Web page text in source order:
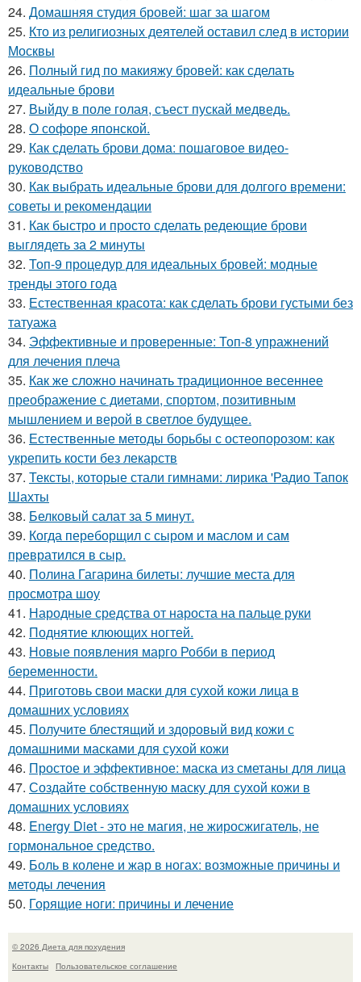
24. Домашняя студия бровей: шаг за шагом
25. Кто из религиозных деятелей оставил след в истории
Москвы
26. Полный гид по макияжу бровей: как сделать
идеальные брови
27. Выйду в поле голая, съест пускай медведь.
28. О софоре японской.
29. Как сделать брови дома: пошаговое видео-
руководство
30. Как выбрать идеальные брови для долгого времени:
советы и рекомендации
31. Как быстро и просто сделать редеющие брови
выглядеть за 2 минуты
32. Топ-9 процедур для идеальных бровей: модные
тренды этого года
33. Естественная красота: как сделать брови густыми без
татуажа
34. Эффективные и проверенные: Топ-8 упражнений
для лечения плеча
35. Как же сложно начинать традиционное весеннее
преображение с диетами, спортом, позитивным
мышлением и верой в светлое будущее.
36. Естественные методы борьбы с остеопорозом: как
укрепить кости без лекарств
37. Тексты, которые стали гимнами: лирика 'Радио Тапок
Шахты
38. Белковый салат за 5 минут.
39. Когда переборщил с сыром и маслом и сам
превратился в сыр.
40. Полина Гагарина билеты: лучшие места для
просмотра шоу
41. Народные средства от нароста на пальце руки
42. Поднятие клюющих ногтей.
43. Новые появления марго Робби в период
беременности.
44. Приготовь свои маски для сухой кожи лица в
домашних условиях
45. Получите блестящий и здоровый вид кожи с
домашними масками для сухой кожи
46. Простое и эффективное: маска из сметаны для лица
47. Создайте собственную маску для сухой кожи в
домашних условиях
48. Energy Diet - это не магия, не жиросжигатель, не
гормональное средство.
49. Боль в колене и жар в ногах: возможные причины и
методы лечения
50. Горящие ноги: причины и лечение
© 2026 Диета для похудения
Контакты
Пользовательское соглашение